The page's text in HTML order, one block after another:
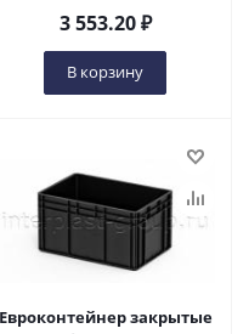
3 553.20₽
В корзину
Евроконтейнер закрытые